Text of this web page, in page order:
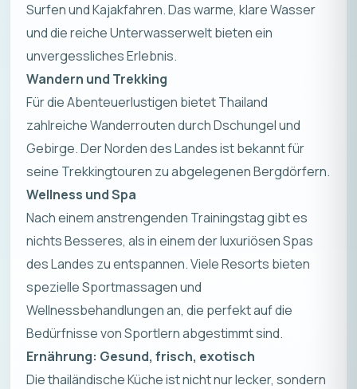
Surfen und Kajakfahren. Das warme, klare Wasser
und die reiche Unterwasserwelt bieten ein
unvergessliches Erlebnis.
Wandern und Trekking
Für die Abenteuerlustigen bietet Thailand
zahlreiche Wanderrouten durch Dschungel und
Gebirge. Der Norden des Landes ist bekannt für
seine Trekkingtouren zu abgelegenen Bergdörfern.
Wellness und Spa
Nach einem anstrengenden Trainingstag gibt es
nichts Besseres, als in einem der luxuriösen Spas
des Landes zu entspannen. Viele Resorts bieten
spezielle Sportmassagen und
Wellnessbehandlungen an, die perfekt auf die
Bedürfnisse von Sportlern abgestimmt sind.
Ernährung: Gesund, frisch, exotisch
Die thailändische Küche ist nicht nur lecker, sondern